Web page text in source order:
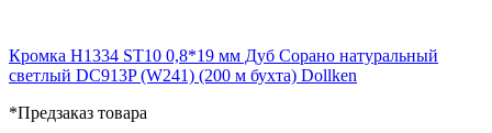
Кромка H1334 ST10 0,8*19 мм Дуб Сорано натуральный
светлый DC913P (W241) (200 м бухта) Dollken
*Предзаказ товара